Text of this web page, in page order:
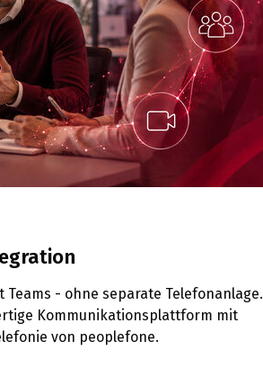
- ohne separate Telefonanlage.
Kommunikationsplattform mit
von peoplefone.